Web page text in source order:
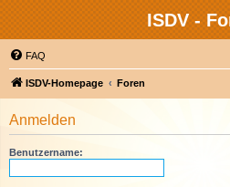
ISDV -
FAQ
ISDV-Homepage Foren
Anmelden
Benutzername: